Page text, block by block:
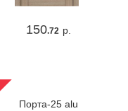
150.72 р.
Порта-25 alu